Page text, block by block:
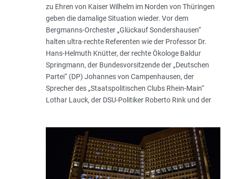
zu Ehren von Kaiser Wilhelm im Norden von Thüringen
geben die damalige Situation wieder. Vor dem
Bergmanns-Orchester „Glückauf Sondershausen“
halten ultra-rechte Referenten wie der Professor Dr.
Hans-Helmuth Knütter, der rechte Ökologe Baldur
Springmann, der Bundesvorsitzende der „Deutschen
Partei“ (DP) Johannes von Campenhausen, der
Sprecher des „Staatspolitischen Clubs Rhein-Main“
Lothar Lauck, der DSU-Politiker Roberto Rink und der